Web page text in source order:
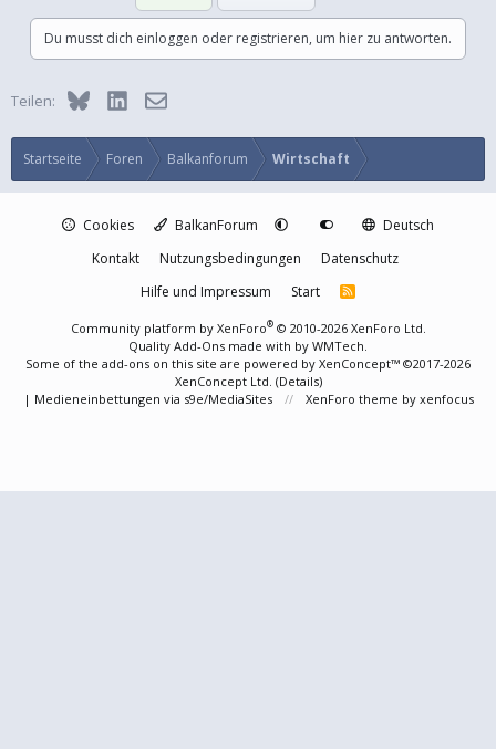
Du musst dich einloggen oder registrieren, um hier zu antworten.
Teilen: BlueskyLinkedInE-Mail
Startseite Foren Balkanforum Wirtschaft
Cookies BalkanForum
Deutsch
Kontakt
Nutzungsbedingungen
Datenschutz
Hilfe und Impressum
Start
R
Community platform by XenForo® © 2010-2026 XenForo Ltd.
Quality Add-Ons made with by WMTech
Some of the add-ons on this site are powered by XenConcept™ ©2017-2026
XenConcept Ltd. (Details)
| Medieneinbettungen via s9e/MediaSites XenForo theme by xenfocus